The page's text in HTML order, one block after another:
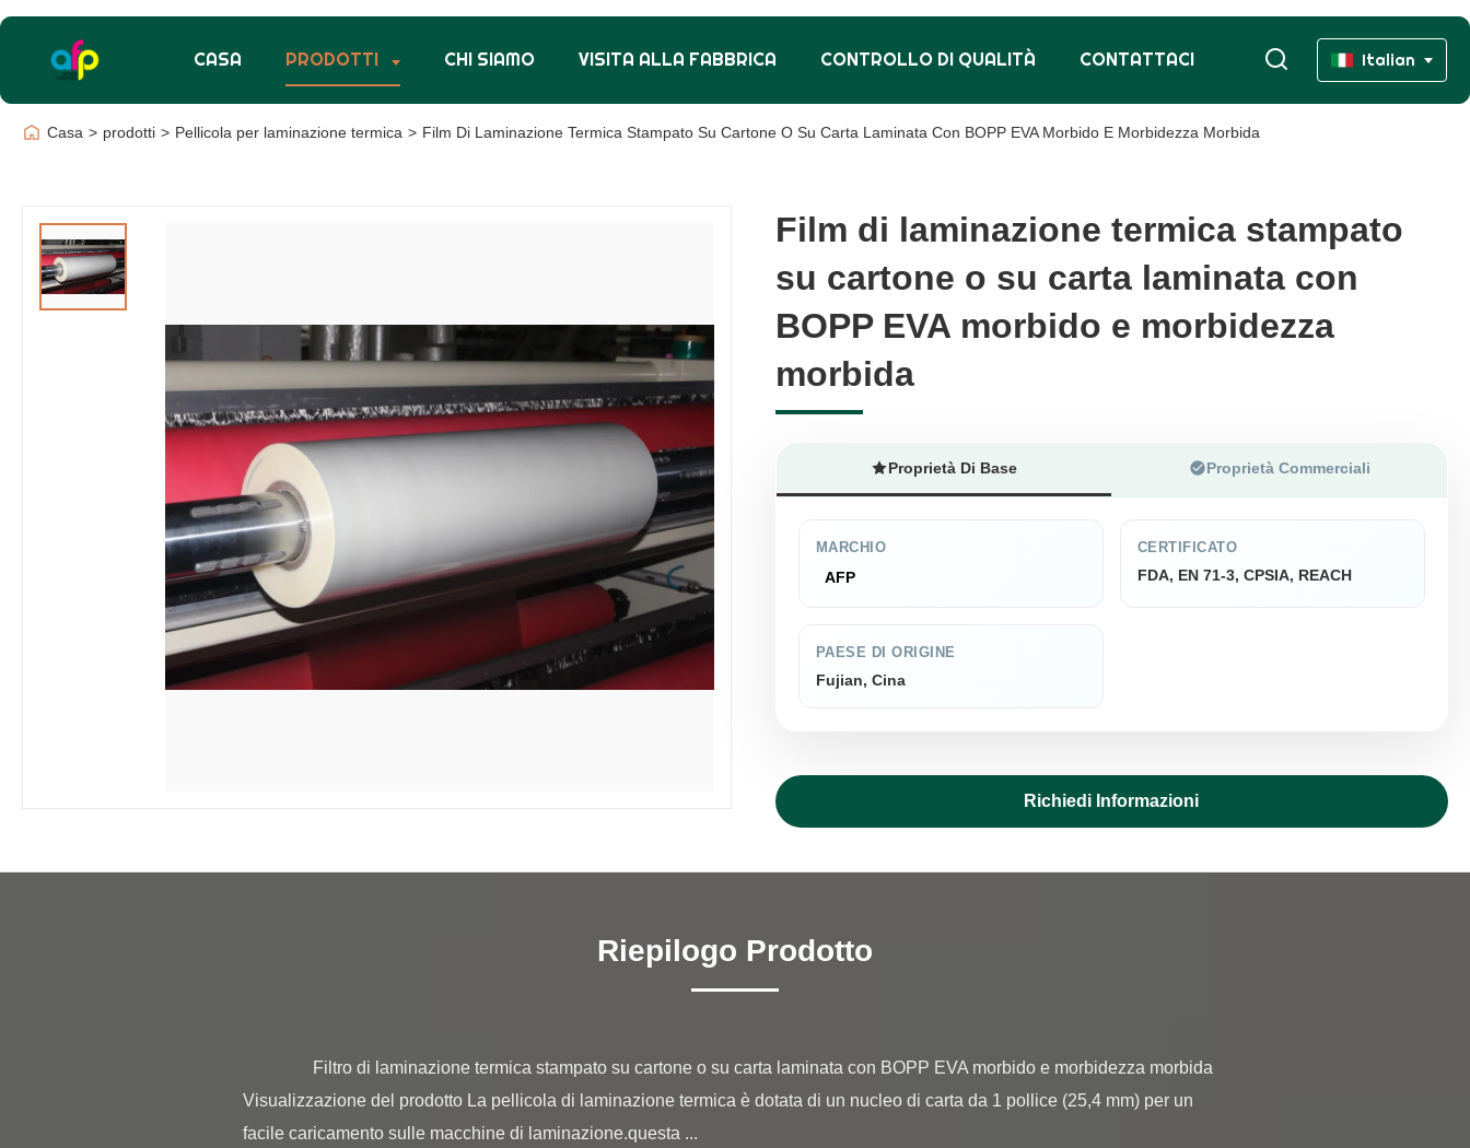
CASA PRODOTTI CHI SIAMO VISITA ALLA FABBRICA CONTROLLO DI QUALITÀ CONTATTACI Italian
Casa > prodotti > Pellicola per laminazione termica > Film Di Laminazione Termica Stampato Su Cartone O Su Carta Laminata Con BOPP EVA Morbido E Morbidezza Morbida
Film di laminazione termica stampato
su cartone o su carta laminata con
BOPP EVA morbido e morbidezza
morbida
Film di laminazione termica stampato
su cartone o su carta laminata con
BOPP EVA morbido e morbidezza
morbida
Proprietà Di Base Proprietà Commerciali
MARCHIO
AFP
CERTIFICATO
FDA, EN 71-3, CPSIA, REACH
PAESE DI ORIGINE
Fujian, Cina
Richiedi Informazioni
Riepilogo Prodotto
Visualizzazione del prodotto La pellicola di laminazione termica è dotata di un nucleo di carta da 1 pollice (25,4 mm) per un
facile caricamento sulle macchine di laminazione.questa ...